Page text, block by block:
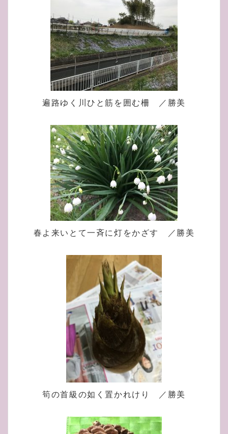
遍路ゆく川ひと筋を囲む柵 ／勝美
春よ来いとて一斉に灯をかざす ／勝美
筍の首級の如く置かれけり ／勝美